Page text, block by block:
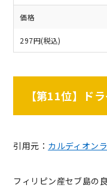
価格
297円(税込)
【第11位】ド
引用元： カルディオン
フィリピン産セブ島の